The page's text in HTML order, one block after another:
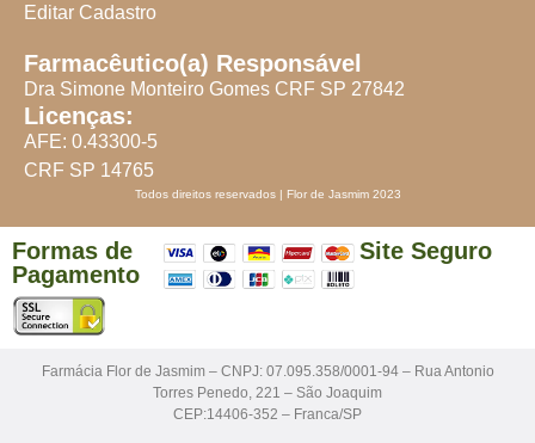
Editar Cadastro
Farmacêutico(a) Responsável
Dra Simone Monteiro Gomes CRF SP 27842
Licenças:
AFE: 0.43300-5
CRF SP 14765
Todos direitos reservados | Flor de Jasmim 2023
Formas de
Pagamento
Site Seguro
Farmácia Flor de Jasmim – CNPJ: 07.095.358/0001-94 – Rua Antonio
Torres Penedo, 221 – São Joaquim
CEP:14406-352 – Franca/SP